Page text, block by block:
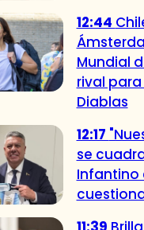
12:44
Mundial
rival
Diablas
12:17
se
Infantino